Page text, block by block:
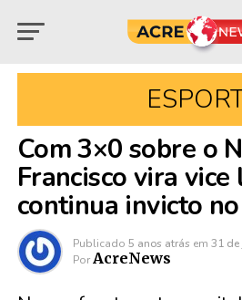
Com 3×0 sobre o
Francisco vira
continua invicto
Publicado 5 anos atrás em 31
Por AcreNews